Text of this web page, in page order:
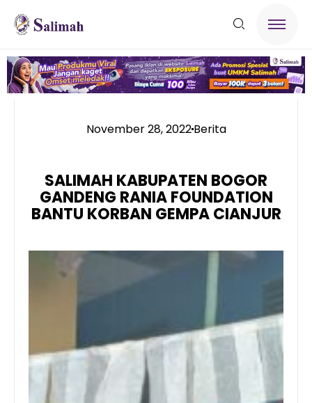
November 28, 2022Berita
SALIMAH KABUPATEN BOGOR
GANDENG RANIA FOUNDATION
BANTU KORBAN GEMPA CIANJUR